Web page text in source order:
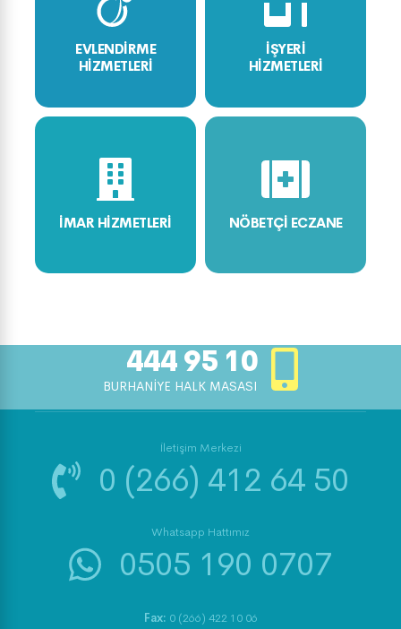
EVLENDİRME
HİZMETLERİ
İŞYERİ
HİZMETLERİ
İMAR HİZMETLERİ NÖBETÇİ ECZANE
444 95 10
BURHANİYE HALK MASASI
İletişim Merkezi
0 (266) 412 64 50
Whatsapp Hattımız
0505 190 0707
Fax: 0 (266) 422 10 06